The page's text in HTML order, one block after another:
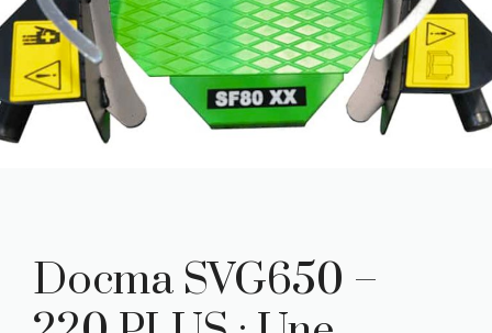
Docma SVG650 –